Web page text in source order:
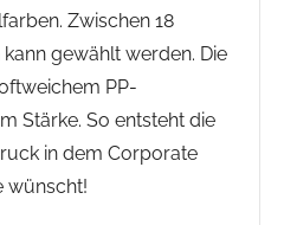
Zwischen 18
gewählt werden. Die
PP-
Stärke. So entsteht die
in dem Corporate
wünscht!